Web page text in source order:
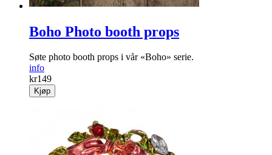
Boho Photo booth props
Søte photo booth props i vår «Boho» serie.
info
kr149
Kjøp